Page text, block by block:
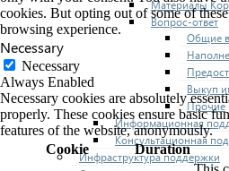
Материалы
Вопрос-ответ
Общие
Выкуп
Прочие
Информационная
Консультационная
Инфраструктура поддержки
cookies. But opting out of some of
browsing experience.
Necessary
Necessary
Always Enabled
Necessary cookies are absolutely
properly. These cookies ensure basic
features of the website, anonymously.
Cookie
Duration